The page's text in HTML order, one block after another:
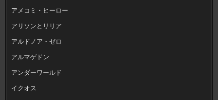
アメコミ・ヒーロー
アリソンとリリア
アルドノア・ゼロ
アルマゲドン
アンダーワールド
イクオス